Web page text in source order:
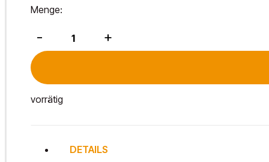
Menge:
-
Vanille
Fruchtaufstrich
+
vorrätig
DETAILS